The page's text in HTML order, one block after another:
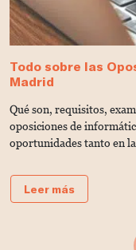
Todo sobre las
Madrid
Qué son, requisitos,
oposiciones de
oportunidades tanto en
Leer más